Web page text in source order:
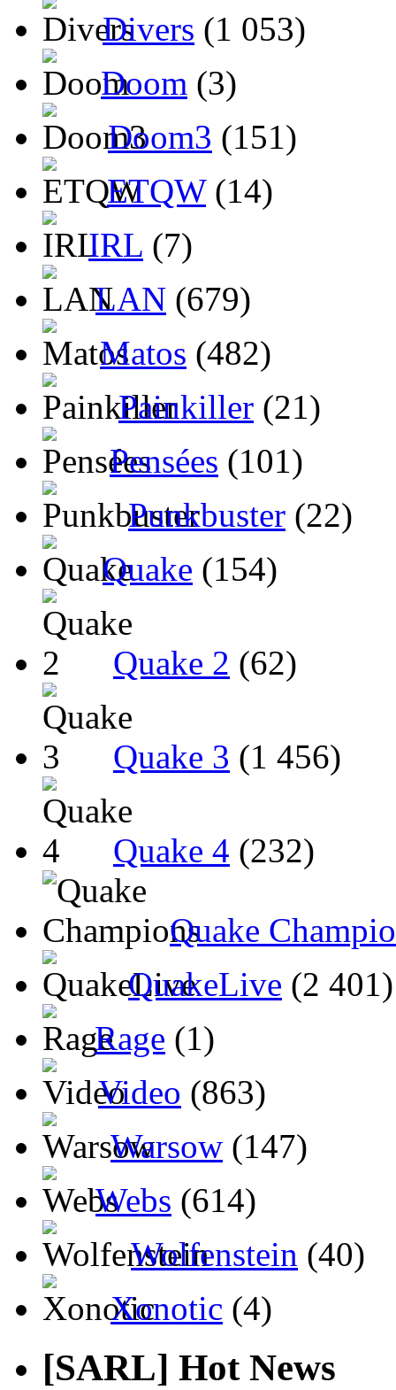
Divers (1 053)
Doom (3)
Doom3 (151)
ETQW(14)
IRL (7)
LAN (679)
Matos (482)
Painkiller (21)
Pensées (101)
Punkbuster (22)
Quake (154)
Quake 2 (62)
Quake 3 (1 456)
Quake 4 (232)
Quake
QuakeLive (2 401)
Rage (1)
Video (863)
Warsow (147)
Webs (614)
Wolfenstein (40)
Xonotic (4)
[SARL] Hot News